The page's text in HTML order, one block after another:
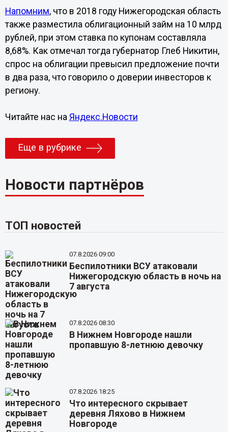
Напомним, что в 2018 году Нижегородская область
также разместила облигационный займ на 10 млрд
рублей, при этом ставка по купонам составляла
8,68%. Как отмечал тогда губернатор Глеб Никитин,
спрос на облигации превысил предложение почти
в два раза, что говорило о доверии инвесторов к
региону.
Читайте нас на Яндекс.Новости
Еще в рубрике
Новости партнёров
ТОП новостей
07.8.2026 09:00
Беспилотники ВСУ атаковали
Нижегородскую область в ночь на
7 августа
07.8.2026 08:30
В Нижнем Новгороде нашли
пропавшую 8-летнюю девочку
07.8.2026 18:25
Что интересного скрывает
деревня Ляхово в Нижнем
Новгороде